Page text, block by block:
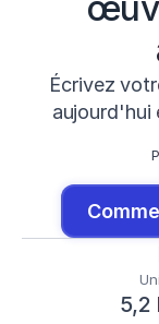
Écrivez
aujourd'hui
5,2